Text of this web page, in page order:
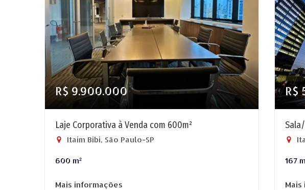
R$ 9.900.000
Laje Corporativa à Venda com 600m²
Itaim Bibi, São Paulo-SP
600 m²
Mais informações
R$
167